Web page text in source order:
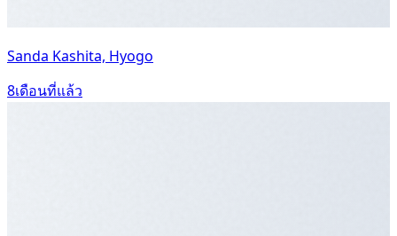
Sanda Kashita, Hyogo
8เดือนที่แล้ว